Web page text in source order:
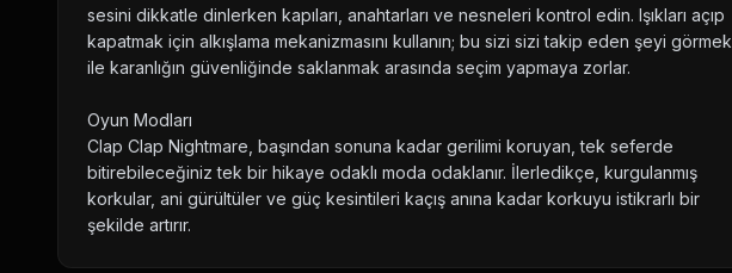
sesini dikkatle dinlerken kapıları, anahtarları ve nesneleri kontrol edin. Işıkları açıp
kapatmak için alkışlama mekanizmasını kullanın; bu sizi sizi takip eden şeyi görmek
ile karanlığın güvenliğinde saklanmak arasında seçim yapmaya zorlar.
Oyun Modları
Clap Clap Nightmare, başından sonuna kadar gerilimi koruyan, tek seferde
bitirebileceğiniz tek bir hikaye odaklı moda odaklanır. İlerledikçe, kurgulanmış
korkular, ani gürültüler ve güç kesintileri kaçış anına kadar korkuyu istikrarlı bir
şekilde artırır.